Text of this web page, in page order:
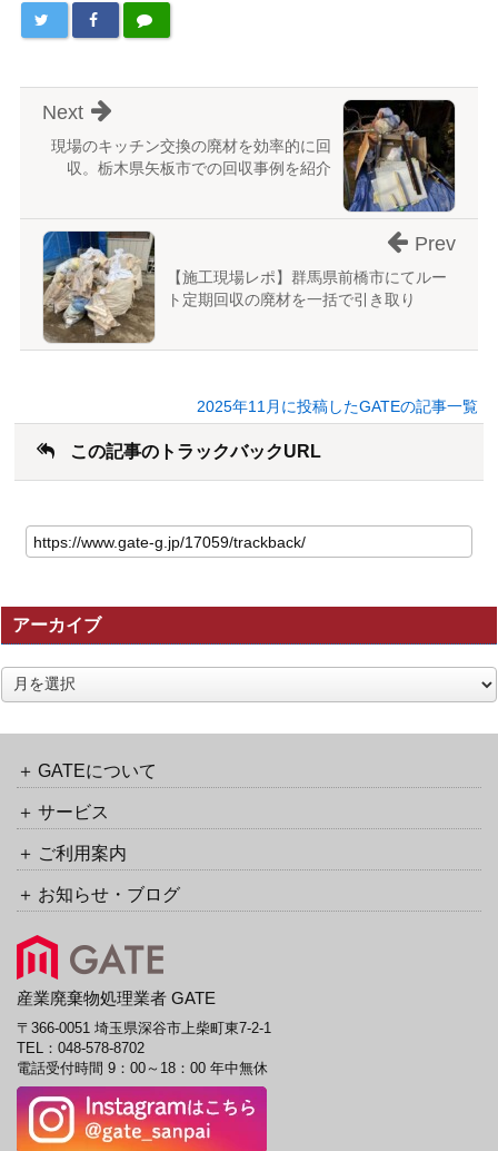
現場のキッチン交換の廃材を効率的に回
収。栃木県矢板市での回収事例を紹介
Next
【施工現場レポ】群馬県前橋市にてルー
ト定期回収の廃材を一括で引き取り
Prev
2025年11月に投稿したGATEの記事一覧
この記事のトラックバックURL
の
記
の
ト
ラ
ッ
ク
ッ
URL
アーカイブ
ア
ー
GATEについて
サービス
ご利用案内
お知らせ・ブログ
産業廃棄物処理業者 GATE
〒366-0051 埼玉県深谷市上柴町東7-2-1
TEL： 048-578-8702
電話受付時間 9：00～18：00 年中無休